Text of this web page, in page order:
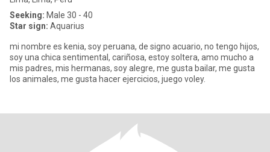
Seeking: Male 30 - 40
Star sign: Aquarius
mi nombre es kenia, soy peruana, de signo acuario, no tengo hijos,
soy una chica sentimental, cariñosa, estoy soltera, amo mucho a
mis padres, mis hermanas, soy alegre, me gusta bailar, me gusta
los animales, me gusta hacer ejercicios, juego voley.